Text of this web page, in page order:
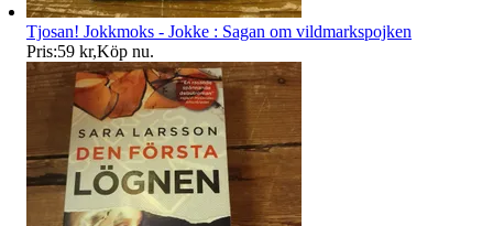
Tjosan! Jokkmoks - Jokke : Sagan om vildmarkspojken
Pris:59 kr,Köp nu.